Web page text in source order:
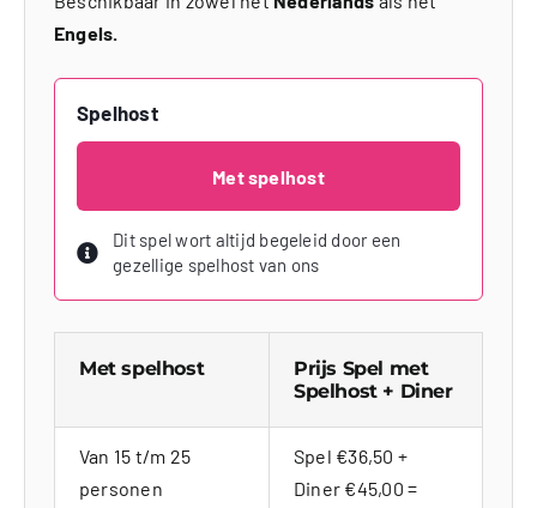
Engels.
Spelhost
Met spelhost
Dit spel wort altijd begeleid door een
gezellige spelhost van ons
Met spelhost
Prijs Spel met
Spelhost + Diner
Van 15 t/m 25
personen
Spel €36,50 +
Diner €45,00 =